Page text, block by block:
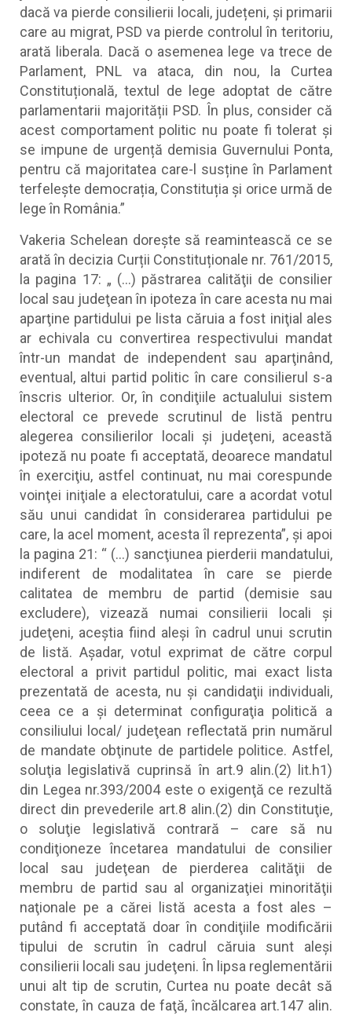
dacă va pierde consilierii locali, județeni, și primarii
care au migrat, PSD va pierde controlul în teritoriu,
arată liberala. Dacă o asemenea lege va trece de
Parlament, PNL va ataca, din nou, la Curtea
Constituțională, textul de lege adoptat de către
parlamentarii majorității PSD. În plus, consider că
acest comportament politic nu poate fi tolerat și
se impune de urgență demisia Guvernului Ponta,
pentru că majoritatea care-l susține în Parlament
terfelește democrația, Constituția și orice urmă de
lege în România.”
Vakeria Schelean doreşte să reamintească ce se
arată în decizia Curții Constituționale nr. 761/2015,
la pagina 17: „ (…) păstrarea calităţii de consilier
local sau judeţean în ipoteza în care acesta nu mai
aparţine partidului pe lista căruia a fost iniţial ales
ar echivala cu convertirea respectivului mandat
într-un mandat de independent sau aparţinând,
eventual, altui partid politic în care consilierul s-a
înscris ulterior. Or, în condiţiile actualului sistem
electoral ce prevede scrutinul de listă pentru
alegerea consilierilor locali şi judeţeni, această
ipoteză nu poate fi acceptată, deoarece mandatul
în exerciţiu, astfel continuat, nu mai corespunde
voinţei iniţiale a electoratului, care a acordat votul
său unui candidat în considerarea partidului pe
care, la acel moment, acesta îl reprezenta”, și apoi
la pagina 21: “ (…) sancţiunea pierderii mandatului,
indiferent de modalitatea în care se pierde
calitatea de membru de partid (demisie sau
excludere), vizează numai consilierii locali şi
judeţeni, aceştia fiind aleşi în cadrul unui scrutin
de listă. Aşadar, votul exprimat de către corpul
electoral a privit partidul politic, mai exact lista
prezentată de acesta, nu şi candidaţii individuali,
ceea ce a şi determinat configuraţia politică a
consiliului local/ judeţean reflectată prin numărul
de mandate obţinute de partidele politice. Astfel,
soluţia legislativă cuprinsă în art.9 alin.(2) lit.h1)
din Legea nr.393/2004 este o exigenţă ce rezultă
direct din prevederile art.8 alin.(2) din Constituţie,
o soluţie legislativă contrară – care să nu
condiţioneze încetarea mandatului de consilier
local sau judeţean de pierderea calităţii de
membru de partid sau al organizaţiei minorităţii
naţionale pe a cărei listă acesta a fost ales –
putând fi acceptată doar în condiţiile modificării
tipului de scrutin în cadrul căruia sunt aleşi
consilierii locali sau judeţeni. În lipsa reglementării
unui alt tip de scrutin, Curtea nu poate decât să
constate, în cauza de faţă, încălcarea art.147 alin.